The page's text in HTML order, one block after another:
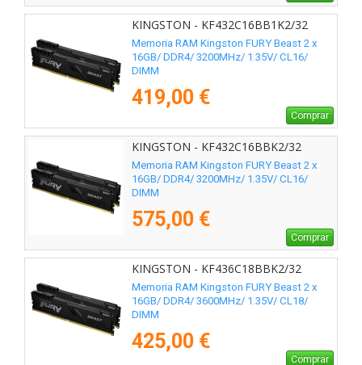
KINGSTON - KF432C16BB1K2/32
Memoria RAM Kingston FURY Beast 2 x
16GB/ DDR4/ 3200MHz/ 1.35V/ CL16/
DIMM
419,00 €
Comprar
KINGSTON - KF432C16BBK2/32
Memoria RAM Kingston FURY Beast 2 x
16GB/ DDR4/ 3200MHz/ 1.35V/ CL16/
DIMM
575,00 €
Comprar
KINGSTON - KF436C18BBK2/32
Memoria RAM Kingston FURY Beast 2 x
16GB/ DDR4/ 3600MHz/ 1.35V/ CL18/
DIMM
425,00 €
Comprar